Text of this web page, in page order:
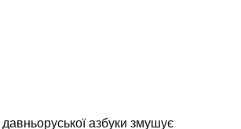
давньоруської азбуки змушує